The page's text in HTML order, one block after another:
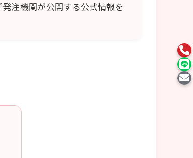
注機関が公開する公式情報を